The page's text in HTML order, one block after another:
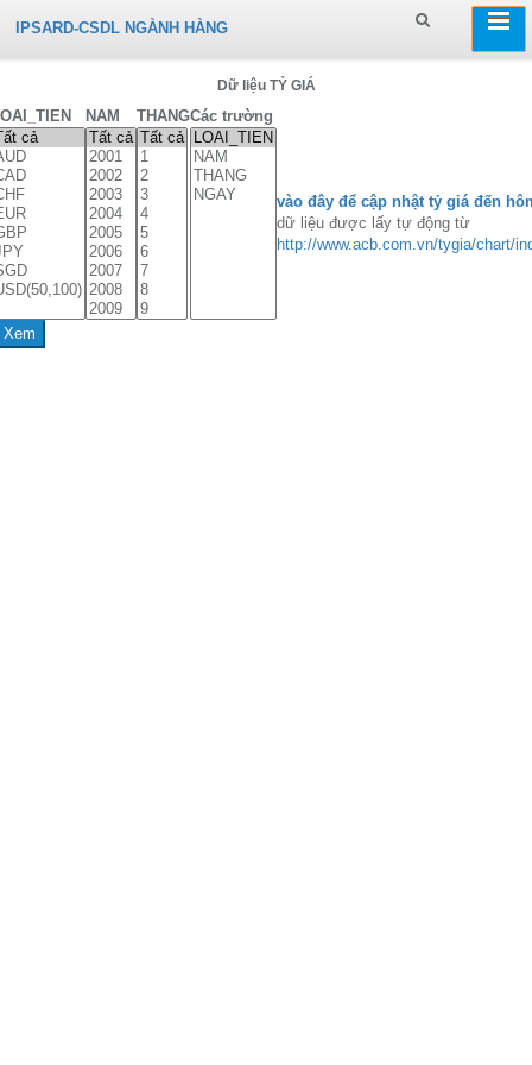
IPSARD-CSDL NGÀNH HÀNG
Dữ liệu TỶ GIÁ
NAM THANGCác trường
vào đây để cập nhật tỷ giá đến
dữ liệu được lấy tự động từ
http://www.acb.com.vn/tygia/chart/